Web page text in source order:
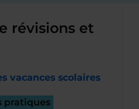
révisions et
vacances scolaires
pratiques